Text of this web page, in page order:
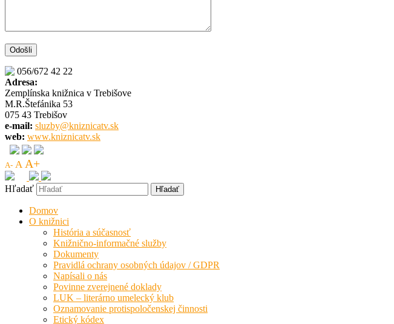
056/672 42 22
Adresa:
Zemplínska knižnica v Trebišove
M.R.Štefánika 53
075 43 Trebišov
e-mail: sluzby@kniznicatv.sk
web: www.kniznicatv.sk
A- A A+
Hľadať
Domov
O knižnici
História a súčasnosť
Knižnično-informačné služby
Dokumenty
Pravidlá ochrany osobných údajov / GDPR
Napísali o nás
Povinne zverejnené doklady
LUK – literárno umelecký klub
Oznamovanie protispoločenskej činnosti
Etický kódex